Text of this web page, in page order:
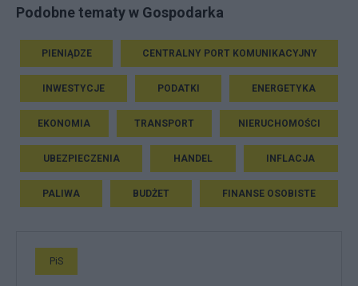
Podobne tematy w Gospodarka
PIENIĄDZE CENTRALNY PORT KOMUNIKACYJNY
INWESTYCJE PODATKI ENERGETYKA
EKONOMIA TRANSPORT NIERUCHOMOŚCI
UBEZPIECZENIA HANDEL INFLACJA
PALIWA BUDŻET FINANSE OSOBISTE
PiS